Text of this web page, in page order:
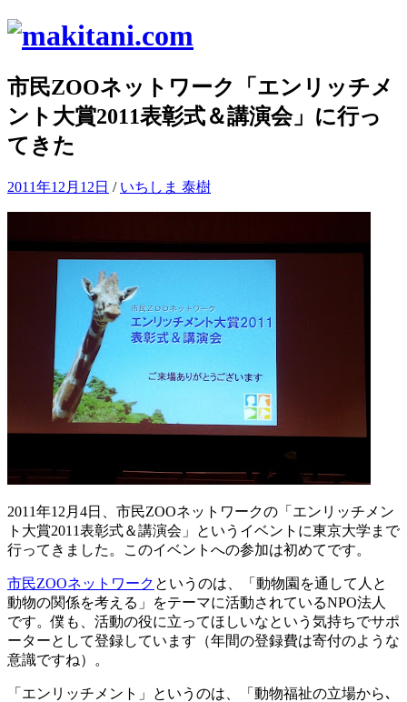
コ
ン
ツ
へ
ス
ッ
プ
市民ZOOネットワーク「エンリッチメ
ント大賞2011表彰式＆講演会」に行っ
てきた
2011年12月12日 / いちしま 泰樹
2011年12月4日、市民ZOOネットワークの「エンリッチメン
ト大賞2011表彰式＆講演会」というイベントに東京大学まで
行ってきました。このイベントへの参加は初めてです。
市民ZOOネットワーク というのは、「動物園を通して人と
動物の関係を考える」をテーマに活動されているNPO法人
です。僕も、活動の役に立ってほしいなという気持ちでサポ
ーターとして登録しています（年間の登録費は寄付のような
意識ですね）。
「エンリッチメント」というのは、「動物福祉の立場から､